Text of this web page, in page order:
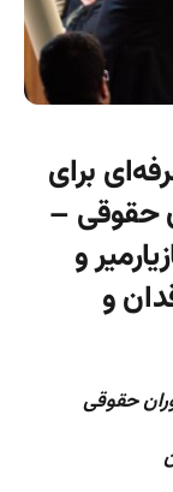
برای
حقوقی –
و
و
حقوقی